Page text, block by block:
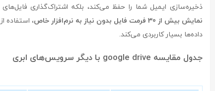
ذخیره‌سازی ایمیل شما را حفظ می‌کند، بلکه اشتراک‌گذاری
نمایش بیش از 30 فرمت فایل بدون نیاز به نرم‌افزار خاص
داده‌ها بسیار کاربردی می‌کند.
جدول مقایسه google drive با دیگر سرویس‌های ابری